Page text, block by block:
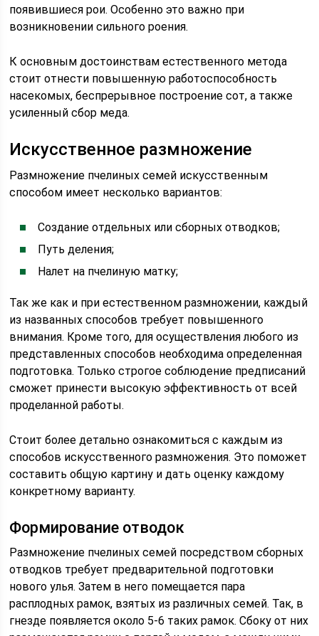
появившиеся рои. Особенно это важно при
возникновении сильного роения.
К основным достоинствам естественного метода
стоит отнести повышенную работоспособность
насекомых, беспрерывное построение сот, а также
усиленный сбор меда.
Искусственное размножение
Размножение пчелиных семей искусственным
способом имеет несколько вариантов:
Создание отдельных или сборных отводков;
Путь деления;
Налет на пчелиную матку;
Так же как и при естественном размножении, каждый
из названных способов требует повышенного
внимания. Кроме того, для осуществления любого из
представленных способов необходима определенная
подготовка. Только строгое соблюдение предписаний
сможет принести высокую эффективность от всей
проделанной работы.
Стоит более детально ознакомиться с каждым из
способов искусственного размножения. Это поможет
составить общую картину и дать оценку каждому
конкретному варианту.
Формирование отводок
Размножение пчелиных семей посредством сборных
отводков требует предварительной подготовки
нового улья. Затем в него помещается пара
расплодных рамок, взятых из различных семей. Так, в
гнезде появляется около 5-6 таких рамок. Сбоку от них